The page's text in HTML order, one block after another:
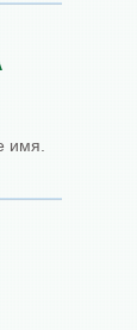
имя.